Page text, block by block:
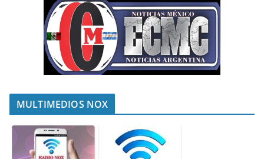
MULTIMEDIOS NOX